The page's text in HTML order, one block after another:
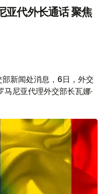
亚代外长通话 聚焦
部新闻处消息，6日，外交
马尼亚代理外交部长瓦娜·